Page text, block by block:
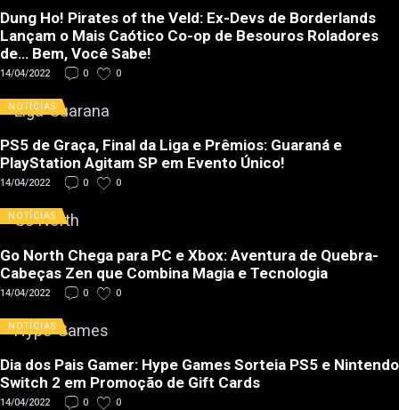
Dung Ho! Pirates of the Veld: Ex-Devs de Borderlands
Lançam o Mais Caótico Co-op de Besouros Roladores
de… Bem, Você Sabe!
14/04/2022 0 0
NOTÍCIAS
PS5 de Graça, Final da Liga e Prêmios: Guaraná e
PlayStation Agitam SP em Evento Único!
14/04/2022 0 0
NOTÍCIAS
Go North Chega para PC e Xbox: Aventura de Quebra-
Cabeças Zen que Combina Magia e Tecnologia
14/04/2022 0 0
NOTÍCIAS
Dia dos Pais Gamer: Hype Games Sorteia PS5 e Nintendo
Switch 2 em Promoção de Gift Cards
14/04/2022 0 0